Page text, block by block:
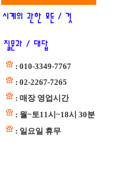
: 010-3349-7767
: 02-2267-7265
: 매장 영업시간
: 월~토11시~18시 30분
: 일요일 휴무